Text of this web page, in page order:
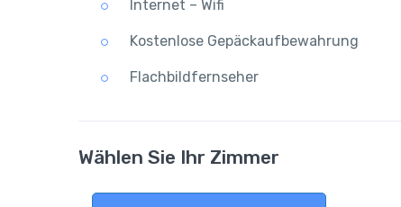
Internet – Wifi
Kostenlose Gepäckaufbewahrung
Flachbildfernseher
Wählen Sie Ihr Zimmer